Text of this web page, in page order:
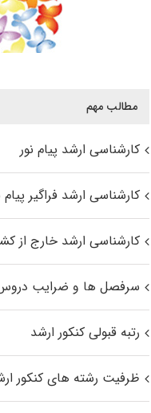
مطالب مهم
کارشناسی ارشد پیام نور
کارشناسی ارشد فراگیر پیام
کارشناسی ارشد خارج از
سرفصل ها و ضرایب
رتبه قبولی کنکور ارشد
ظرفیت رشته های کنکور